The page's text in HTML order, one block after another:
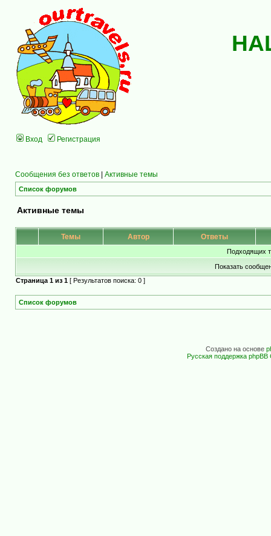
Вход Регистрация
Сообщения без ответов | Активные темы
Список форумов
Активные темы
Темы Автор Ответы
Подходящих
Показать
Страница 1 из 1 [ Результатов поиска: 0 ]
Список форумов
Создано на основе
Русская поддержка phpBB